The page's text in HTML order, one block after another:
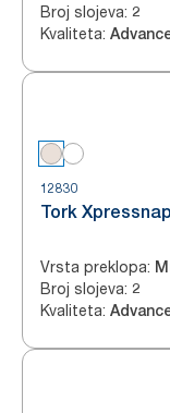
Broj slojeva: 2
Kvaliteta:
12830
Tork
Vrsta preklopa:
Broj slojeva: 2
Kvaliteta: